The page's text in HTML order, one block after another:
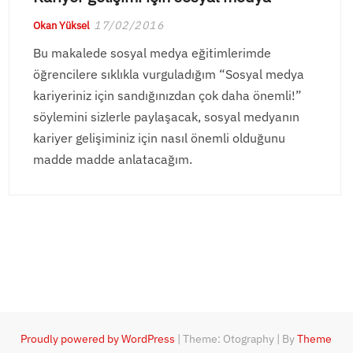
Okan Yüksel 17/02/2016
Bu makalede sosyal medya eğitimlerimde
öğrencilere sıklıkla vurguladığım “Sosyal medya
kariyeriniz için sandığınızdan çok daha önemli!”
söylemini sizlerle paylaşacak, sosyal medyanın
kariyer gelişiminiz için nasıl önemli olduğunu
madde madde anlatacağım.
Proudly powered by WordPress |Theme: Otography ByTheme